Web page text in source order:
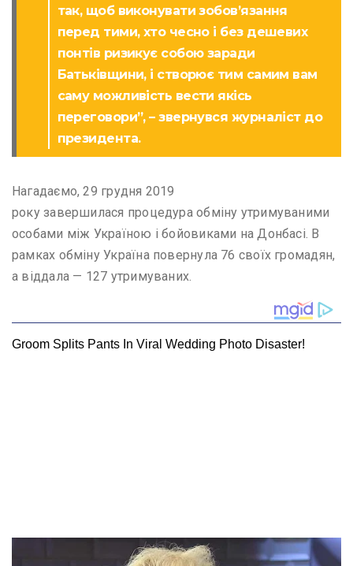
так, щоб виконувати зобов’язання
перед тими, хто чесно і без дешевих
понтів ризикує собою заради
Батьківщини, і створює тим самим вам
саму можливість вести якісь
переговори”, – звернувся журналіст до
президента.
Нагадаємо, 29 грудня 2019
року завершилася процедура обміну утримуваними
особами між Україною і бойовиками на Донбасі. В
рамках обміну Україна повернула 76 своїх громадян,
а віддала — 127 утримуваних.